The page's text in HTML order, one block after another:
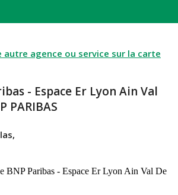
autre agence ou service sur la carte
- Espace Er Lyon Ain Val
PARIBAS